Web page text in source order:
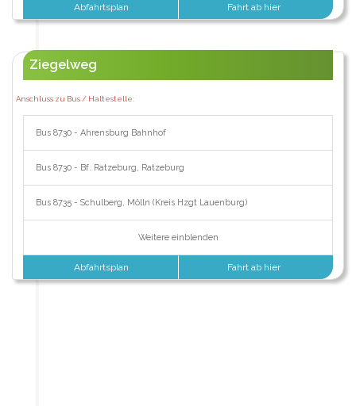
Abfahrtsplan Fahrt ab hier
Ziegelweg
Anschluss zu Bus / Haltestelle:
Bus 8730 - Ahrensburg Bahnhof
Bus 8730 - Bf. Ratzeburg, Ratzeburg
Bus 8735 - Schulberg, Mölln (Kreis Hzgt Lauenburg)
Weitere einblenden
Abfahrtsplan Fahrt ab hier